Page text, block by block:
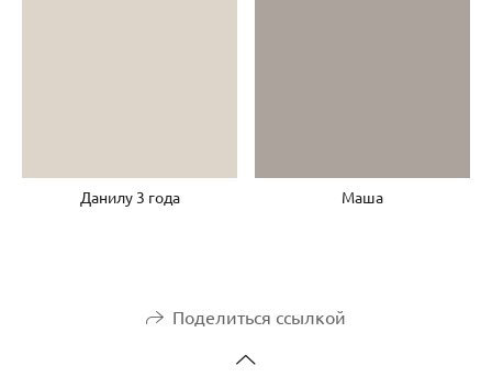
Данилу 3 года Маша
Поделиться ссылкой